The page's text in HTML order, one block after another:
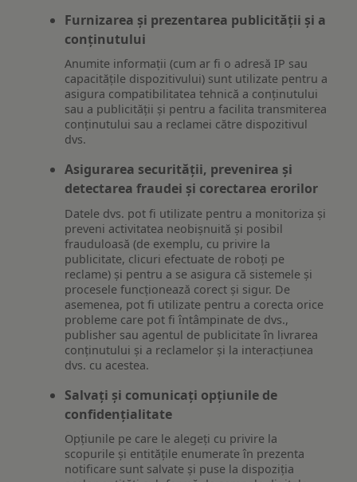
Furnizarea și prezentarea publicității și a
conținutului
Anumite informații (cum ar fi o adresă IP sau
capacitățile dispozitivului) sunt utilizate pentru a
asigura compatibilitatea tehnică a conținutului
sau a publicității și pentru a facilita transmiterea
conținutului sau a reclamei către dispozitivul
dvs.
Asigurarea securității, prevenirea și
detectarea fraudei și corectarea erorilor
Datele dvs. pot fi utilizate pentru a monitoriza și
preveni activitatea neobișnuită și posibil
frauduloasă (de exemplu, cu privire la
publicitate, clicuri efectuate de roboți pe
reclame) și pentru a se asigura că sistemele și
procesele funcționează corect și sigur. De
asemenea, pot fi utilizate pentru a corecta orice
probleme care pot fi întâmpinate de dvs.,
publisher sau agentul de publicitate în livrarea
conținutului și a reclamelor și la interacțiunea
dvs. cu acestea.
Salvați și comunicați opțiunile de
confidențialitate
Opțiunile pe care le alegeți cu privire la
scopurile și entitățile enumerate în prezenta
notificare sunt salvate și puse la dispoziția